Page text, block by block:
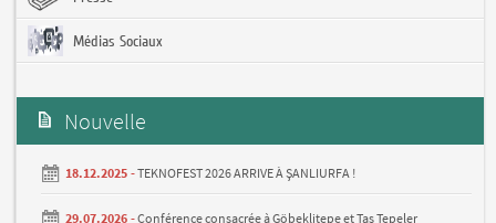
Médias Sociaux
Nouvelle
18.12.2025 -TEKNOFEST 2026 ARRIVE À ŞANLIURFA !
29.07.2026 -Conférence consacrée à Göbeklitepe et Taş Tepeler